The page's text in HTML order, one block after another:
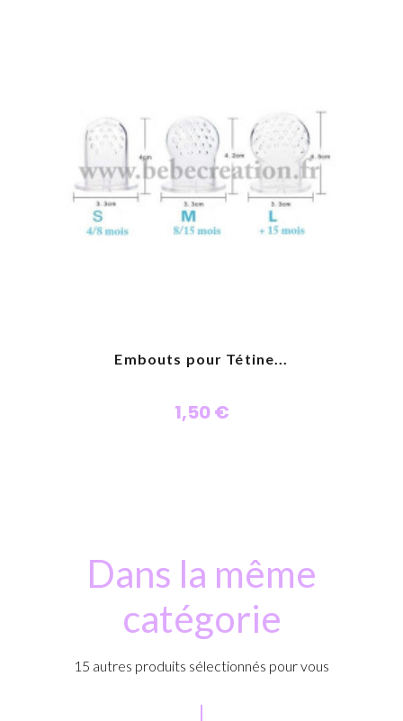
Embouts pour Tétine...
1,50 €
Dans la même
catégorie
15 autres produits sélectionnés pour vous